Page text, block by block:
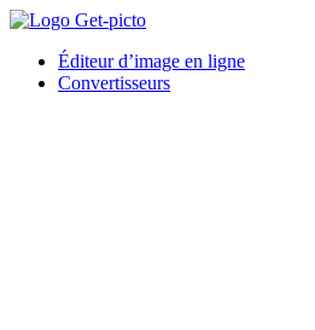
Skip
content
Get-picto
Picto gratuit pour tous vos projets créatifs
Éditeur d’image en ligne
Convertisseurs